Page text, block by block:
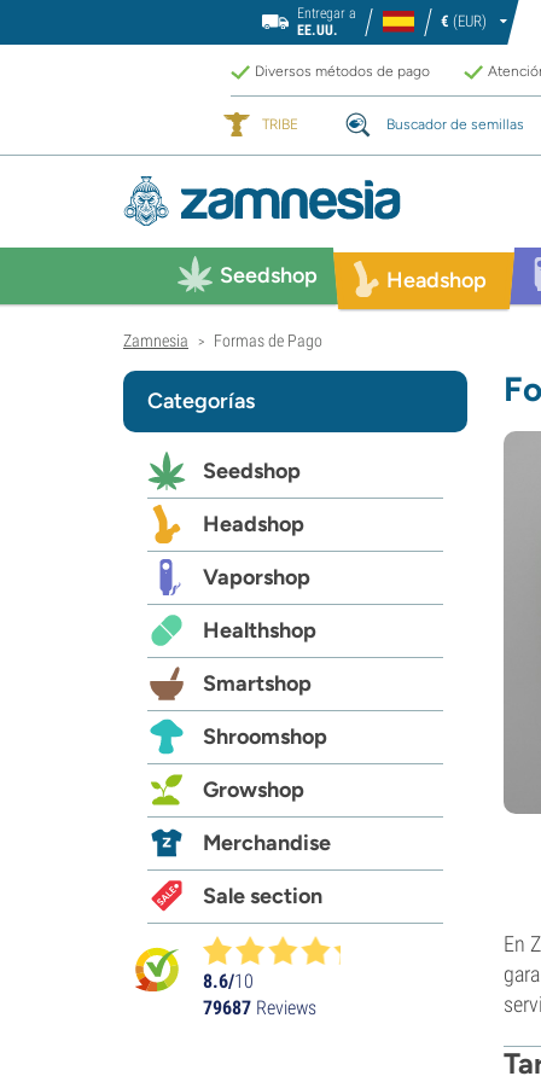
Entregar a
EE.UU.
€ (EUR)
Diversos métodos de pago
TRIBE Buscador de semillas
Seedshop Headshop
Zamnesia > Formas de Pago
En
Categorías
Seedshop
Headshop
Vaporshop
Healthshop
Smartshop
Shroomshop
Growshop
Merchandise
Sale section
8.6/10
79687 Reviews